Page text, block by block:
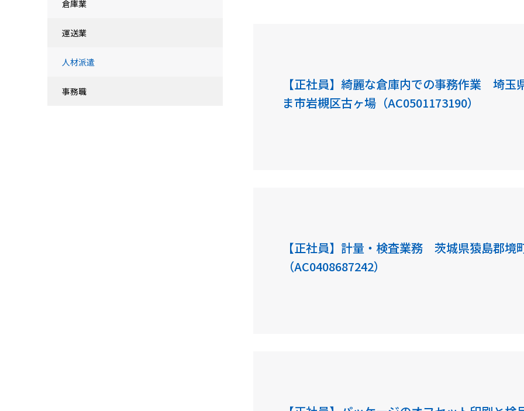
【正社員】綺麗な倉庫内での事務作業 埼玉
ま市岩槻区古ヶ場（AC0501173190）
【正社員】計量・検査業務 茨城県猿島郡境
（AC0408687242）
倉庫業
運送業
人材派遣
事務職